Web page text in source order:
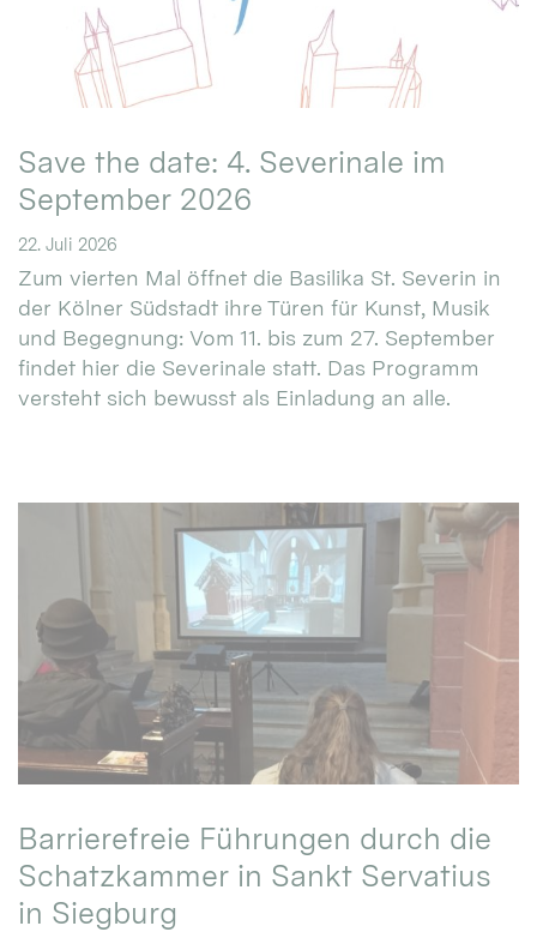
Save the date: 4. Severinale im
September 2026
22. Juli 2026
Zum vierten Mal öffnet die Basilika St. Severin in
der Kölner Südstadt ihre Türen für Kunst, Musik
und Begegnung: Vom 11. bis zum 27. September
findet hier die Severinale statt. Das Programm
versteht sich bewusst als Einladung an alle.
Barrierefreie Führungen durch die
Schatzkammer in Sankt Servatius
in Siegburg